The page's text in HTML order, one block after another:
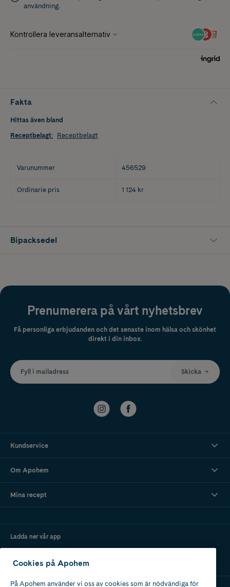
användning.
Fakta
Hittas även bland
Receptbelagt: Receptbelagt
Varunummer 456529
Ordinarie pris 1 124 kr
Bipacksedel
Prenumerera på vårt nyhetsbrev
Få personliga erbjudanden och det senaste inom hälsa och skönhet
direkt i din inbox.
Fyll i mailadress Skicka
Kundservice
Om Apohem
Mina recept
Ladda ner vår app
Cookies på Apohem
På Apohem använder vi oss av cookies som är nödvändiga för